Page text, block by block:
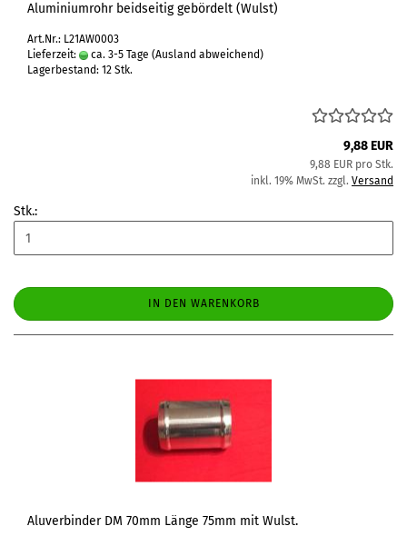
Aluminiumrohr beidseitig gebördelt (Wulst)
Art.Nr.: L21AW0003
Lieferzeit:
ca. 3-5 Tage (Ausland abweichend)
Lagerbestand: 12 Stk.
9,88 EUR
9,88 EUR pro Stk.
inkl. 19% MwSt. zzgl. Versand
Stk.:
IN DEN WARENKORB
Aluverbinder DM 70mm Länge 75mm mit Wulst.